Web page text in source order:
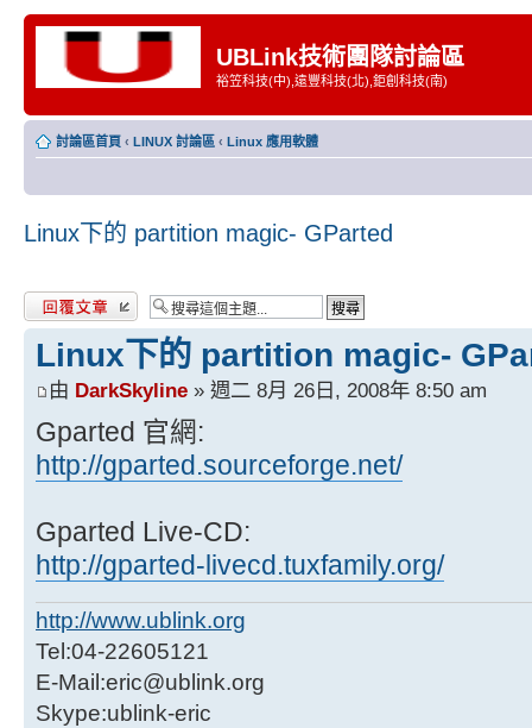
UBLink技術團隊討論區
裕笠科技(中),遠豐科技(北),鉅創科技(南)
討論區首頁 ‹ LINUX 討論區 ‹ Linux 應用軟體
Linux下的 partition magic- GParted
發表回覆
Linux下的 partition magic-
由 DarkSkyline » 週二 8月 26日, 2008年 8:50 am
Gparted 官網:
http://gparted.sourceforge.net/
Gparted Live-CD:
http://gparted-livecd.tuxfamily.org/
http://www.ublink.org
Tel:04-22605121
E-Mail:eric@ublink.org
Skype:ublink-eric